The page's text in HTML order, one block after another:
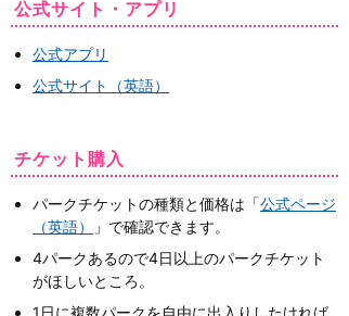
公式サイト・アプリ
公式アプリ
公式サイト（英語）
チケット購入
パークチケットの種類と価格は「公式ページ
（英語）
」で確認できます。
4パークあるので4日以上のパークチケット
がほしいところ。
1日に複数パークを自由に出入りしたければ